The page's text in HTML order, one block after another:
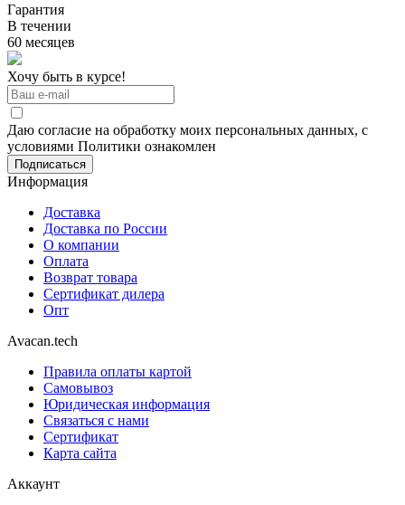
Гарантия
В течении
60 месяцев
Хочу быть в курсе!
Даю согласие на обработку моих персональных данных, с
условиями Политики ознакомлен
Информация
Доставка
Доставка по России
О компании
Оплата
Возврат товара
Сертификат дилера
Опт
Avacan.tech
Правила оплаты картой
Самовывоз
Юридическая информация
Связаться с нами
Сертификат
Карта сайта
Аккаунт